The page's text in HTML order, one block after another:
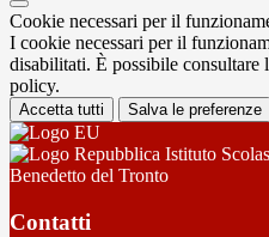
Cookie necessari per il
I cookie necessari per il
disabilitati. È possibile consultare
policy.
Accetta tutti Salva le preferenze
Istituto
Benedetto del Tronto
Contatti